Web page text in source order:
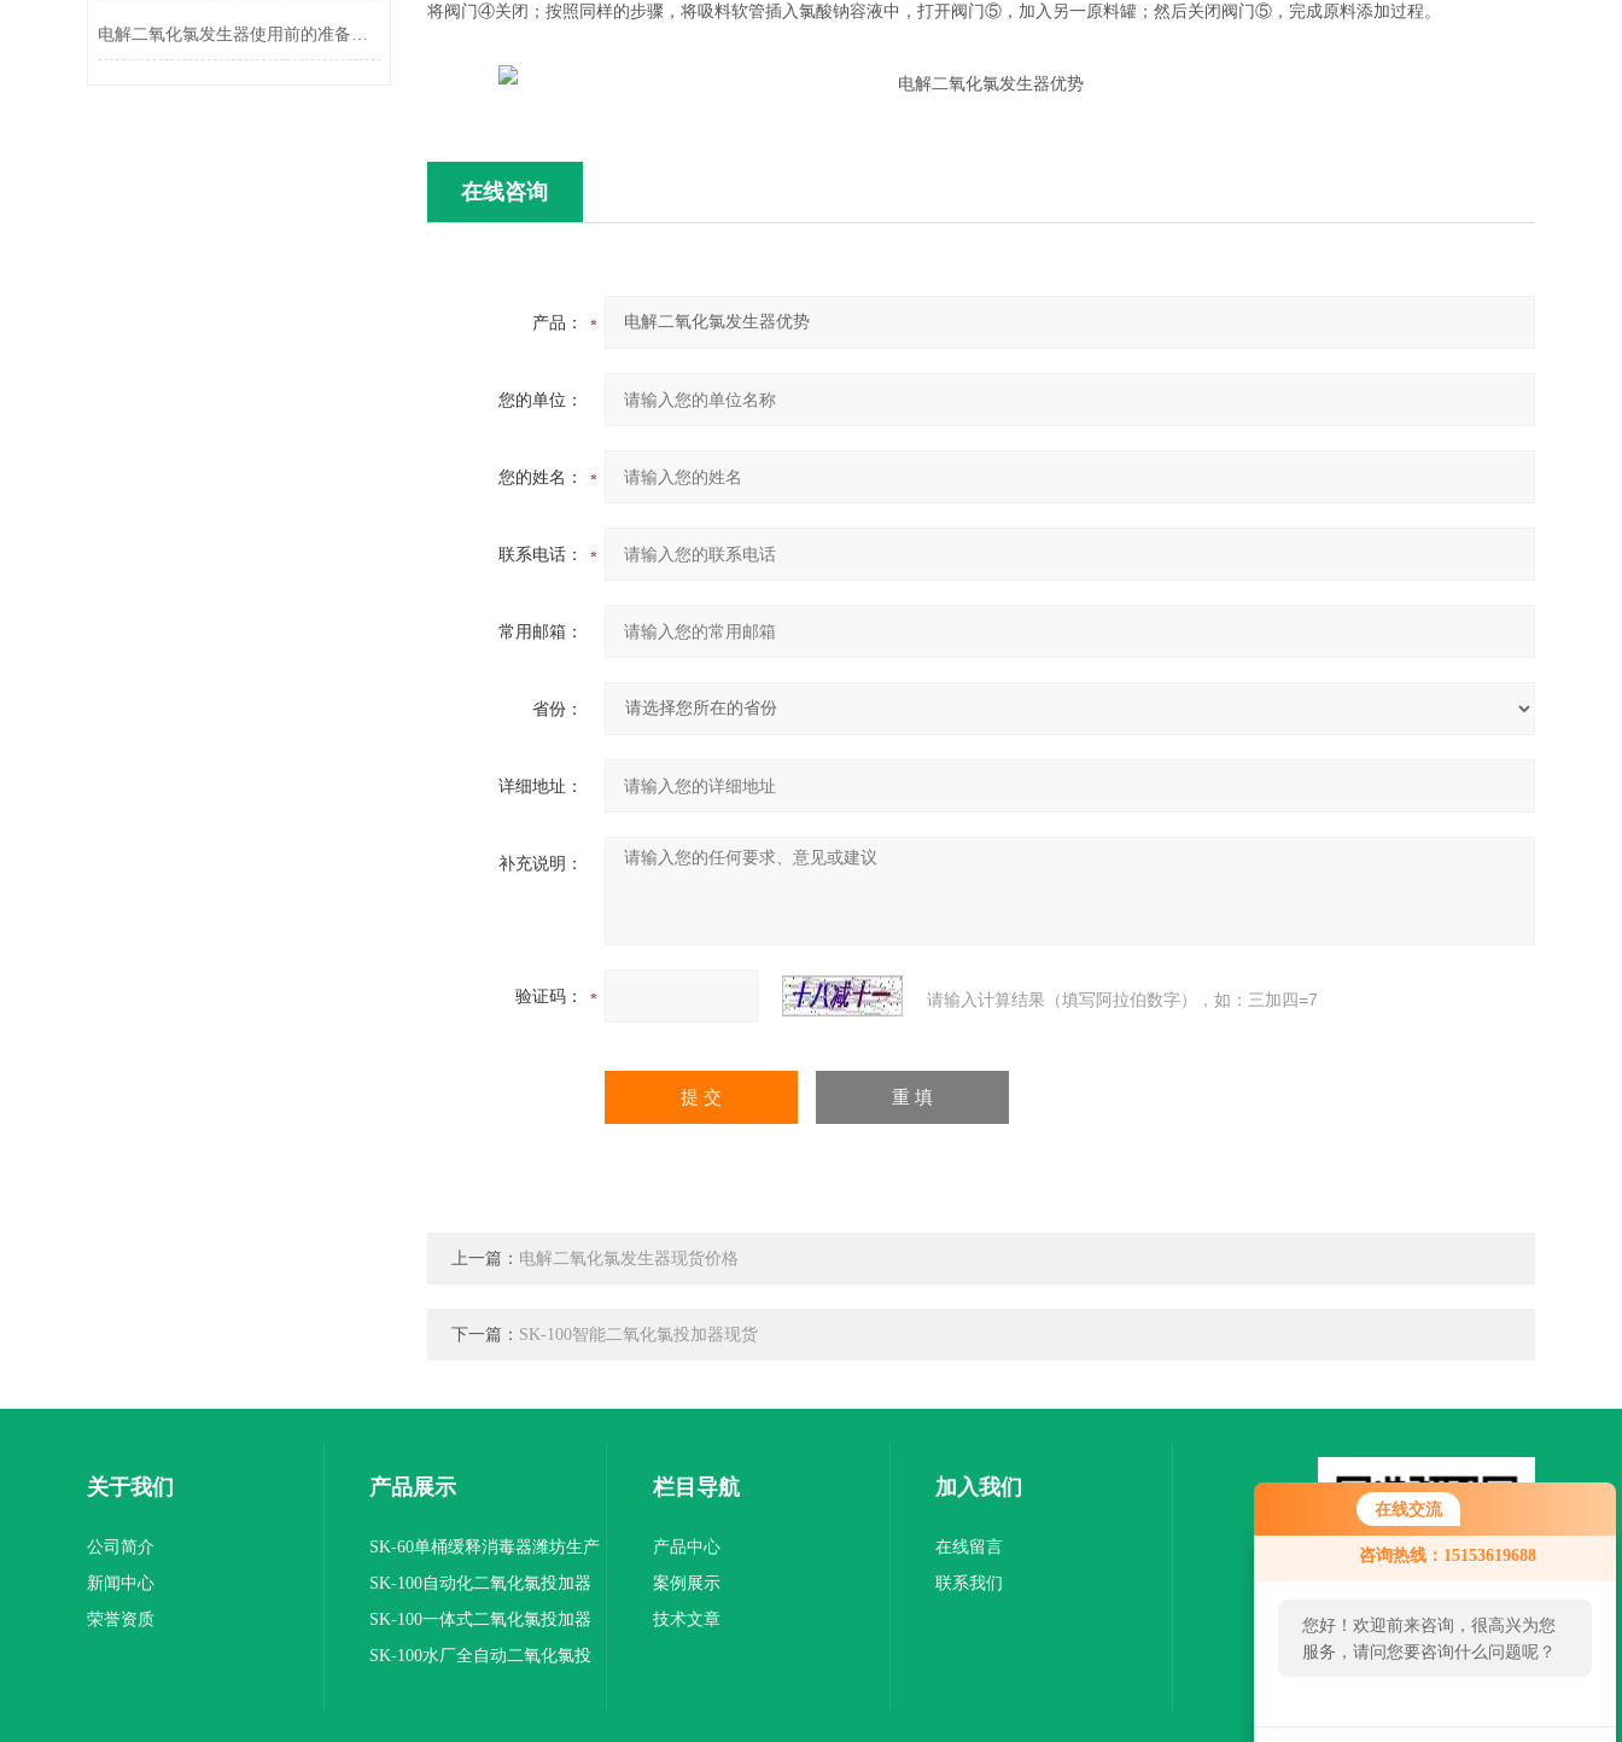
在线交流
咨询热线：15153619688
您好！欢迎前来咨询，很高兴为您
服务，请问您要咨询什么问题呢？
将阀门④关闭；按照同样的步骤，将吸料软管插入氯酸钠容液中，打开阀门⑤，加入另一原料罐；然后关闭阀门⑤，完成原料添加过程。
在线咨询
产品：
您的单位：
您的姓名：
联系电话：
常用邮箱：
省份：
详细地址：
补充说明：
验证码： 请输入计算结果（填写阿拉伯数字），如：三加四=7
上一篇： 电解二氧化氯发生器现货价格
下一篇： SK-100智能二氧化氯投加器现货
电解二氧化氯发生器使用前的准备工作
关于我们
公司简介
新闻中心
荣誉资质
产品展示
SK-60单桶缓释消毒器潍坊生产
SK-100自动化二氧化氯投加器
装置
SK-100一体式二氧化氯投加器
报价
SK-100水厂全自动二氧化氯投
栏目导航
产品中心
案例展示
技术文章
加入我们
在线留言
联系我们